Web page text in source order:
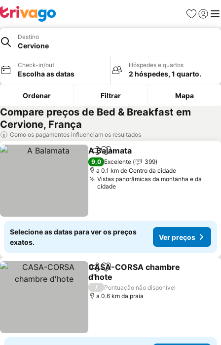
Favoritos
Iniciar
Destino
Cervione
Check-in/out
Escolha as datas
Hóspedes e quartos
2 hóspedes, 1 quarto.
Ordenar Filtrar Mapa
Compare preços de Bed & Breakfast em
Cervione, França
Como os pagamentos influenciam os resultados
PartilharAdicionar aos favoritos
A Balamata
9,0 Excelente
399
a 0.1 km de Centro da cidade
Vistas panorâmicas da montanha e da
cidade
Selecione as datas para ver os preços
exatos.
Ver preços
PartilharAdicionar aos favoritos
CASA-CORSA chambre
d'hote
/
Pontuação não disponível
a 0.6 km da praia